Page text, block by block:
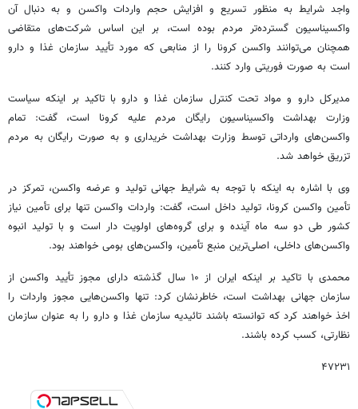
واجد شرایط به منظور تسریع و افزایش حجم واردات واکسن و به دنبال آن
واکسیناسیون گسترده‌تر مردم بوده است، بر این اساس شرکت‌های متقاضی
همچنان می‌توانند واکسن کرونا را از منابعی که مورد تأیید سازمان غذا و دارو
است به صورت فوریتی وارد کنند.
مدیرکل دارو و مواد تحت کنترل سازمان غذا و دارو با تاکید بر اینکه سیاست
وزارت بهداشت واکسیناسیون رایگان مردم علیه کرونا است، گفت: تمام
واکسن‌های وارداتی توسط وزارت بهداشت خریداری و به صورت رایگان به مردم
تزریق خواهد شد.
وی با اشاره به اینکه با توجه به شرایط جهانی تولید و عرضه واکسن، تمرکز در
تأمین واکسن کرونا، تولید داخل است، گفت: واردات واکسن تنها برای تأمین نیاز
کشور طی دو سه ماه آینده و برای گروه‌های اولویت دار است و با تولید انبوه
واکسن‌های داخلی، اصلی‌ترین منبع تأمین، واکسن‌های بومی خواهند بود.
محمدی با تاکید بر اینکه ایران از ۱۰ سال گذشته دارای مجوز تأیید واکسن از
سازمان جهانی بهداشت است، خاطرنشان کرد: تنها واکسن‌هایی مجوز واردات را
اخذ خواهند کرد که توانسته باشند تائیدیه سازمان غذا و دارو را به عنوان سازمان
نظارتی، کسب کرده باشند.
۴۷۲۳۱